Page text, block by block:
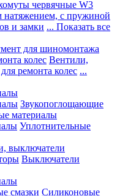
червячные W3
с пружиной
и замки ... Показать все
для шиномонтажа
колес Вентили,
ремонта колес ...
Звукопоглощающие
материалы
Уплотнительные
выключатели
Выключатели
смазки Силиконовые